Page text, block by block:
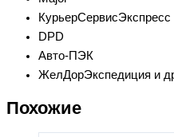
КурьерСервисЭкспресс
DPD
Авто-ПЭК
ЖелДорЭкспедиция и
Похожие